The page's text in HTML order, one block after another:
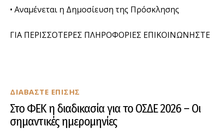
ΔΙΑΒΑΣΤΕ ΕΠΙΣΗΣ
Στο ΦΕΚ η διαδικασία για το ΟΣΔΕ 2026 – Οι
σημαντικές ημερομηνίες
• Αναμένεται η Δημοσίευση της Πρόσκλησης
ΓΙΑ ΠΕΡΙΣΣΟΤΕΡΕΣ ΠΛΗΡΟΦΟΡΙΕΣ ΕΠΙΚΟΙΝΩΝΗΣΤΕ